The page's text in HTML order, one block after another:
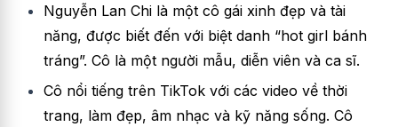
Nguyễn Lan Chi là một cô gái xinh đẹp và tài
năng, được biết đến với biệt danh “hot girl bánh
tráng”. Cô là một người mẫu, diễn viên và ca sĩ.
Cô nổi tiếng trên TikTok với các video về thời
trang, làm đẹp, âm nhạc và kỹ năng sống. Cô